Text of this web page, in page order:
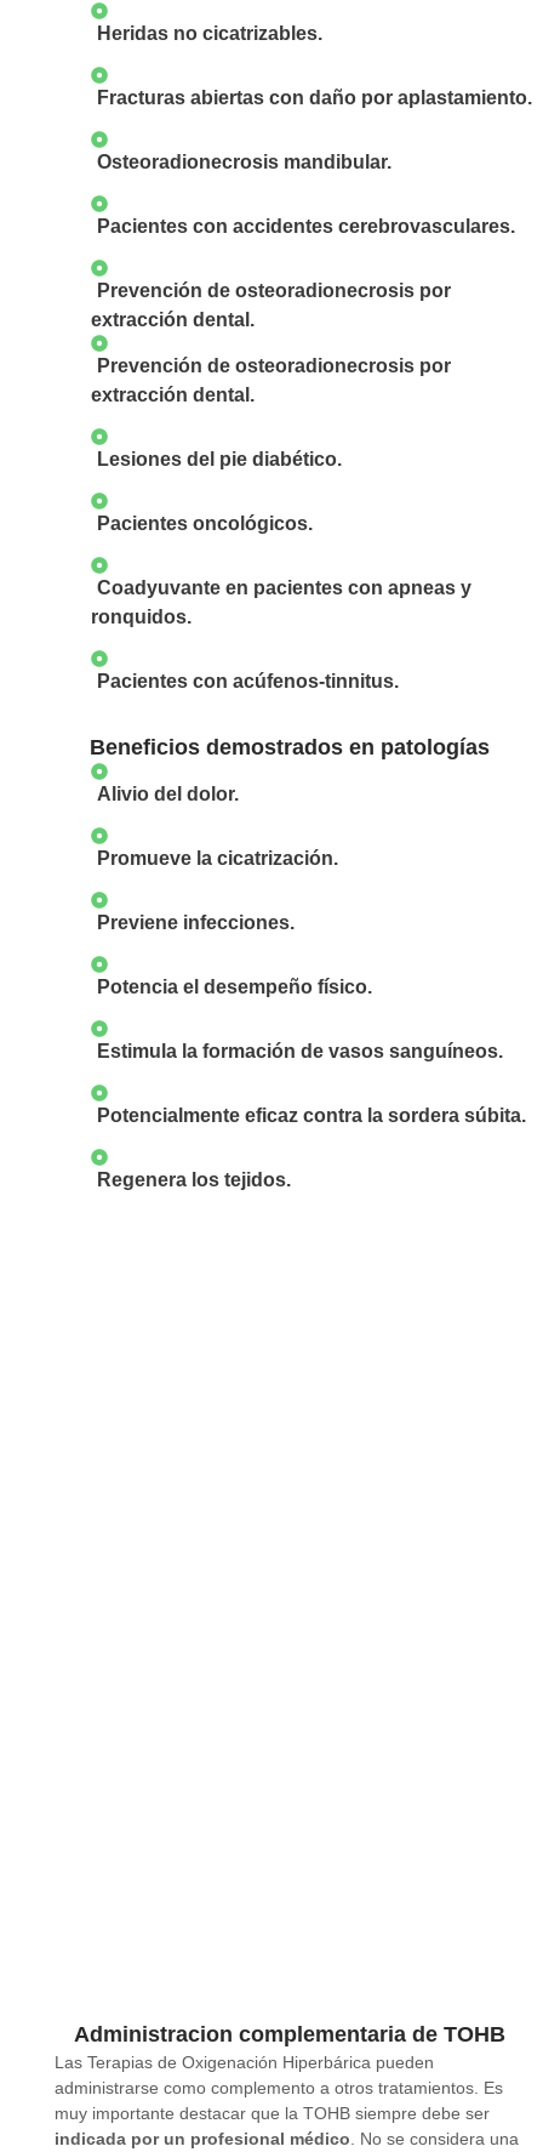
Heridas no cicatrizables.
Fracturas abiertas con daño por aplastamiento.
Osteoradionecrosis mandibular.
Pacientes con accidentes cerebrovasculares.
Prevención de osteoradionecrosis por
extracción dental.​
Prevención de osteoradionecrosis por
extracción dental.
Lesiones del pie diabético.
Pacientes oncológicos.
Coadyuvante en pacientes con apneas y
ronquidos.
Pacientes con acúfenos-tinnitus.
Beneficios demostrados en patologías
Alivio del dolor.
Promueve la cicatrización.
Previene infecciones.
Potencia el desempeño físico.
Estimula la formación de vasos sanguíneos.
Potencialmente eficaz contra la sordera súbita.
Regenera los tejidos.
Administracion complementaria de TOHB
Las Terapias de Oxigenación Hiperbárica pueden
administrarse como complemento a otros tratamientos. Es
muy importante destacar que la TOHB siempre debe ser
indicada por un profesional médico . No se considera una